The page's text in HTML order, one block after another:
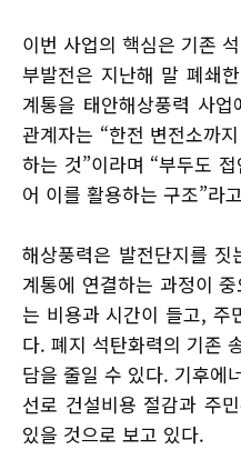
이번 사업의 핵심은 기존
부발전은 지난해 말 폐쇄
계통을 태안해상풍력 사
관계자는 “한전 변전소까
하는 것”이라며 “부두도
어 이를 활용하는 구조”라
해상풍력은 발전단지를
계통에 연결하는 과정이
는 비용과 시간이 들고, 주
다. 폐지 석탄화력의 기존
담을 줄일 수 있다. 기후에
선로 건설비용 절감과 주
있을 것으로 보고 있다.